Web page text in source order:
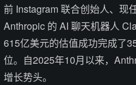
前 Instagram 联合创始人、现
Anthropic 的 AI 聊天机器人
615亿美元的估值成功完成了
位。自2025年10月以来，
增长势头。